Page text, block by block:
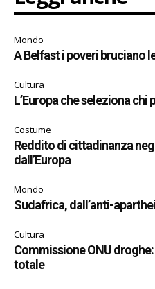
Mondo
A Belfast i poveri bruciano
Cultura
L’Europa che seleziona
Costume
Reddito di cittadinanza
dall’Europa
Mondo
Sudafrica, dall’anti-
Cultura
Commissione ONU
totale